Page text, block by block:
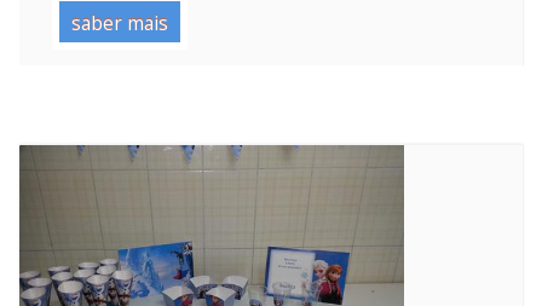
saber mais